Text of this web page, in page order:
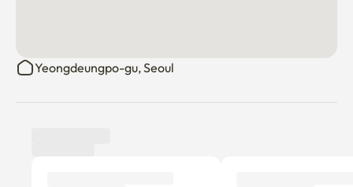
Yeongdeungpo-gu, Seoul